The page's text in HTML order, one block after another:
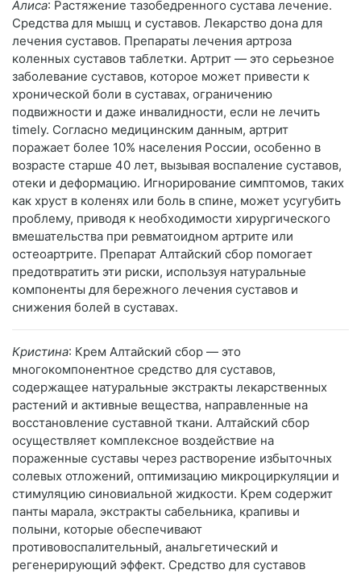
Алиса: Растяжение тазобедренного сустава лечение.
Средства для мышц и суставов. Лекарство дона для
лечения суставов. Препараты лечения артроза
коленных суставов таблетки. Артрит — это серьезное
заболевание суставов, которое может привести к
хронической боли в суставах, ограничению
подвижности и даже инвалидности, если не лечить
timely. Согласно медицинским данным, артрит
поражает более 10% населения России, особенно в
возрасте старше 40 лет, вызывая воспаление суставов,
отеки и деформацию. Игнорирование симптомов, таких
как хруст в коленях или боль в спине, может усугубить
проблему, приводя к необходимости хирургического
вмешательства при ревматоидном артрите или
остеоартрите. Препарат Алтайский сбор помогает
предотвратить эти риски, используя натуральные
компоненты для бережного лечения суставов и
снижения болей в суставах.
Кристина: Крем Алтайский сбор — это
многокомпонентное средство для суставов,
содержащее натуральные экстракты лекарственных
растений и активные вещества, направленные на
восстановление суставной ткани. Алтайский сбор
осуществляет комплексное воздействие на
пораженные суставы через растворение избыточных
солевых отложений, оптимизацию микроциркуляции и
стимуляцию синовиальной жидкости. Крем содержит
панты марала, экстракты сабельника, крапивы и
полыни, которые обеспечивают
противовоспалительный, анальгетический и
регенерирующий эффект. Средство для суставов